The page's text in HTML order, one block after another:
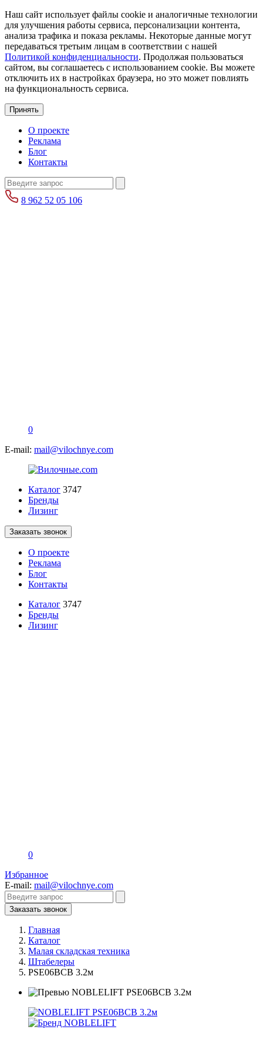
Наш сайт использует файлы cookie и аналогичные технологии
для улучшения работы сервиса, персонализации контента,
анализа трафика и показа рекламы. Некоторые данные могут
передаваться третьим лицам в соответствии с нашей
Политикой конфиденциальности. Продолжая пользоваться
сайтом, вы соглашаетесь с использованием cookie. Вы можете
отключить их в настройках браузера, но это может повлиять
на функциональность сервиса.
Принять
О проекте
Реклама
Блог
Контакты
8 962 52 05 106
0
E-mail: mail@vilochnye.com
Каталог 3747
Бренды
Лизинг
Заказать звонок
О проекте
Реклама
Блог
Контакты
Каталог 3747
Бренды
Лизинг
0
Избранное
E-mail: mail@vilochnye.com
Заказать звонок
Главная
Каталог
Малая складская техника
Штабелеры
PSE06BCB 3.2м